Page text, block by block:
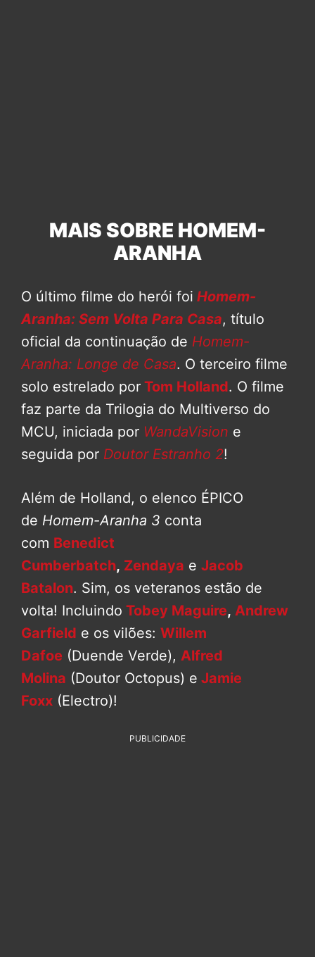
MAIS SOBRE HOMEM-
ARANHA
O último filme do herói foi Homem-
Aranha: Sem Volta Para Casa, título
oficial da continuação de Homem-
Aranha: Longe de Casa. O terceiro filme
solo estrelado por Tom Holland. O filme
faz parte da Trilogia do Multiverso do
MCU, iniciada por WandaVision e
seguida por Doutor Estranho 2!
Além de Holland, o elenco ÉPICO
de Homem-Aranha 3 conta
com Benedict
Cumberbatch, Zendaya e Jacob
Batalon. Sim, os veteranos estão de
volta! Incluindo Tobey Maguire, Andrew
Garfield e os vilões: Willem
Dafoe (Duende Verde), Alfred
Molina (Doutor Octopus) e Jamie
Foxx (Electro)!
PUBLICIDADE